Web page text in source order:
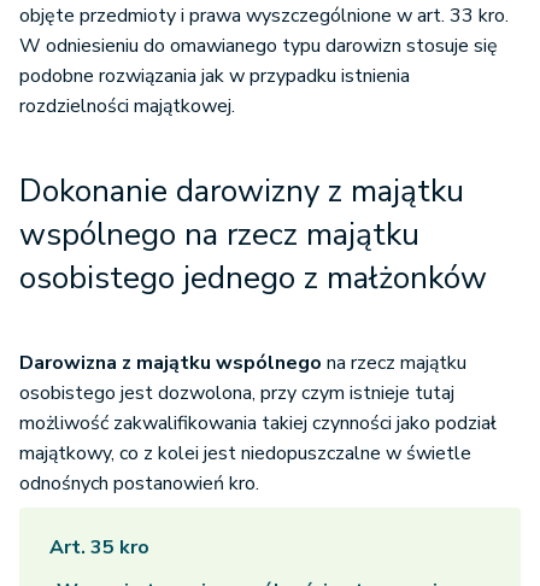
objęte przedmioty i prawa wyszczególnione w art. 33 kro.
W odniesieniu do omawianego typu darowizn stosuje się
podobne rozwiązania jak w przypadku istnienia
rozdzielności majątkowej.
Dokonanie darowizny z majątku
wspólnego na rzecz majątku
osobistego jednego z małżonków
Darowizna z majątku wspólnego na rzecz majątku
osobistego jest dozwolona, przy czym istnieje tutaj
możliwość zakwalifikowania takiej czynności jako podział
majątkowy, co z kolei jest niedopuszczalne w świetle
odnośnych postanowień kro.
Art. 35 kro